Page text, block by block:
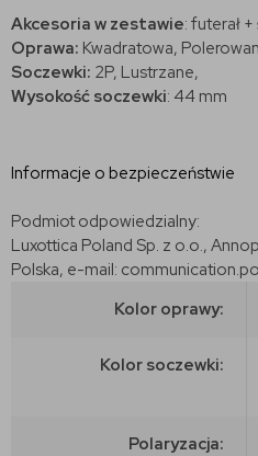
Akcesoria w zestawie: futerał
Oprawa: Kwadratowa,
Soczewki: 2P, Lustrzane,
Wysokość soczewki: 44 mm
Informacje o bezpieczeństwie
Podmiot odpowiedzialny:
Luxottica Poland Sp. z o.o.,
Polska, e-mail:
Kolor oprawy:
Kolor soczewki:
Polaryzacja: